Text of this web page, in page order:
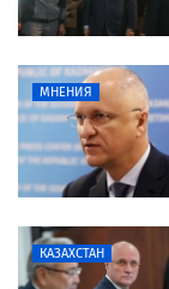
МНЕНИЯ
КАЗАХСТАН